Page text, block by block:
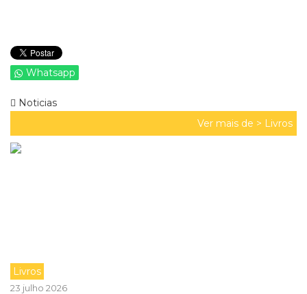
Whatsapp
Noticias
Ver mais de > Livros
Livros
23 julho 2026